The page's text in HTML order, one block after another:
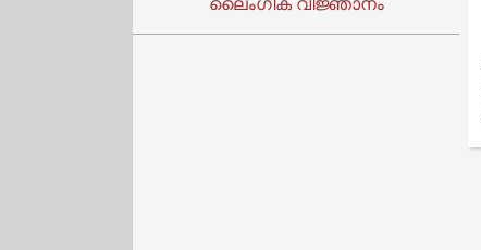
ലൈംഗിക വിജ്ഞാനം